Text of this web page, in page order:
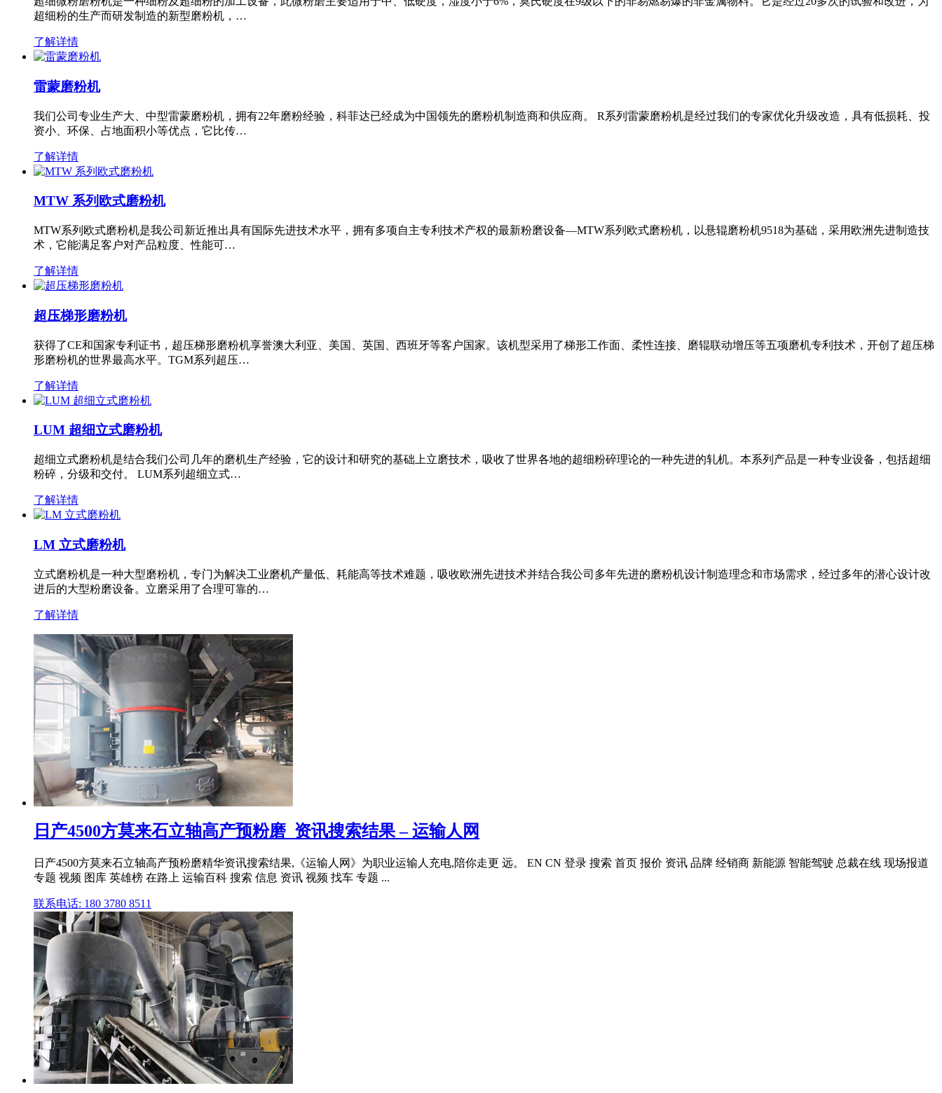
超细粉的生产而研发制造的新型磨粉机，…
了解详情
雷蒙磨粉机
我们公司专业生产大、中型雷蒙磨粉机，拥有22年磨粉经验，科菲达已经成为中国领先的磨粉机制造商和供应商。 R系列雷蒙磨粉机是经过我们的专家优化升级改造，具有低损耗、投
资小、环保、占地面积小等优点，它比传…
了解详情
MTW 系列欧式磨粉机
MTW系列欧式磨粉机是我公司新近推出具有国际先进技术水平，拥有多项自主专利技术产权的最新粉磨设备—MTW系列欧式磨粉机，以悬辊磨粉机9518为基础，采用欧洲先进制造技
术，它能满足客户对产品粒度、性能可…
了解详情
超压梯形磨粉机
获得了CE和国家专利证书，超压梯形磨粉机享誉澳大利亚、美国、英国、西班牙等客户国家。该机型采用了梯形工作面、柔性连接、磨辊联动增压等五项磨机专利技术，开创了超压梯
形磨粉机的世界最高水平。TGM系列超压…
了解详情
LUM 超细立式磨粉机
超细立式磨粉机是结合我们公司几年的磨机生产经验，它的设计和研究的基础上立磨技术，吸收了世界各地的超细粉碎理论的一种先进的轧机。本系列产品是一种专业设备，包括超细
粉碎，分级和交付。 LUM系列超细立式…
了解详情
LM 立式磨粉机
立式磨粉机是一种大型磨粉机，专门为解决工业磨机产量低、耗能高等技术难题，吸收欧洲先进技术并结合我公司多年先进的磨粉机设计制造理念和市场需求，经过多年的潜心设计改
进后的大型粉磨设备。立磨采用了合理可靠的…
了解详情
日产4500方莫来石立轴高产预粉磨_资讯搜索结果 – 运输人网
日产4500方莫来石立轴高产预粉磨精华资讯搜索结果,《运输人网》为职业运输人充电,陪你走更 远。 EN CN 登录 搜索 首页 报价 资讯 品牌 经销商 新能源 智能驾驶 总裁在线 现场报道
专题 视频 图库 英雄榜 在路上 运输百科 搜索 信息 资讯 视频 找车 专题 ...
联系电话: 180 3780 8511